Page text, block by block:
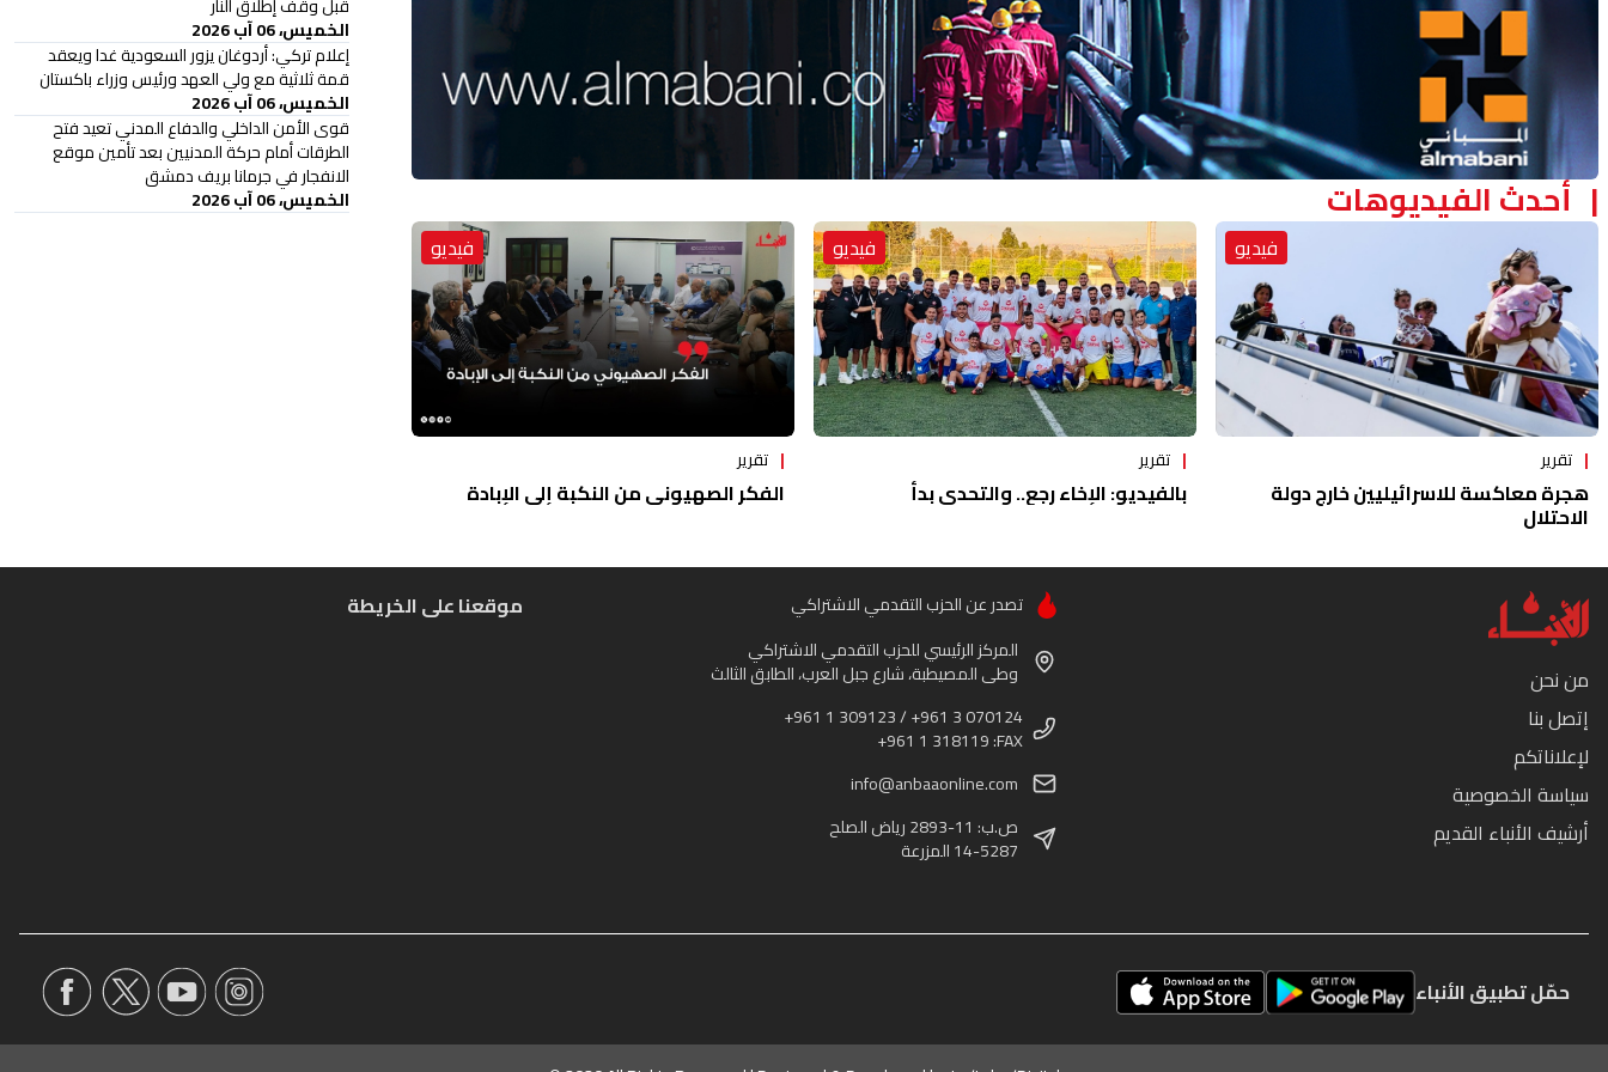
أحدث الفيديوهات
فيديو
تقرير
هجرة معاكسة للاسرائيليين خارج دولة
الاحتلال
فيديو
تقرير
بالفيديو: الإخاء رجع.. والتحدي بدأ
فيديو
تقرير
الفكر الصهيوني من النكبة إلى الإبادة
الخميس، 06 آب 2026
إعلام تركي: أردوغان يزور السعودية غدا ويعقد
قمة ثلاثية مع ولي العهد ورئيس وزراء باكستان
الخميس، 06 آب 2026
قوى الأمن الداخلي والدفاع المدني تعيد فتح
الطرقات أمام حركة المدنيين بعد تأمين موقع
الانفجار في جرمانا بريف دمشق
الخميس، 06 آب 2026
من نحن
إتصل بنا
لإعلاناتكم
سياسة الخصوصية
أرشيف الأنباء القديم
تصدر عن الحزب التقدمي الاشتراكي
المركز الرئيسي للحزب التقدمي الاشتراكي
وطى المصيطبة، شارع جبل العرب، الطابق الثالث
+961 1 309123 / +961 3 070124
+961 1 318119 :FAX
info@anbaaonline.com
ص.ب: 11-2893 رياض الصلح
14-5287 المزرعة
موقعنا على الخريطة
حمّل تطبيق الأنباء